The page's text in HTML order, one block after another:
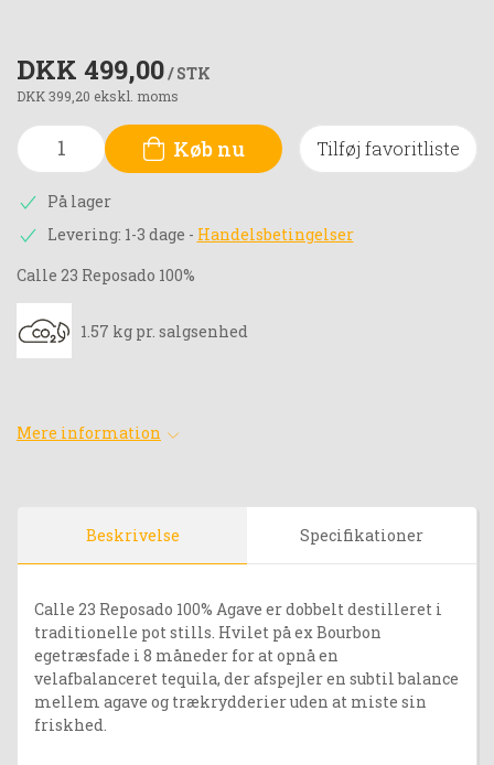
DKK 499,00/ STK
DKK 399,20 ekskl. moms
Køb nu Tilføj favoritliste
På lager
Levering: 1-3 dage - Handelsbetingelser
Calle 23 Reposado 100%
1.57 kg pr. salgsenhed
Mere information
Beskrivelse Specifikationer
Calle 23 Reposado 100% Agave er dobbelt destilleret i
traditionelle pot stills. Hvilet på ex Bourbon
egetræsfade i 8 måneder for at opnå en
velafbalanceret tequila, der afspejler en subtil balance
mellem agave og trækrydderier uden at miste sin
friskhed.